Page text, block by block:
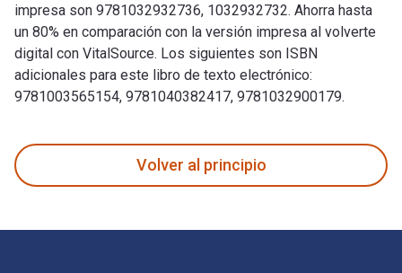
impresa son 9781032932736, 1032932732. Ahorra hasta
un 80% en comparación con la versión impresa al volverte
digital con VitalSource. Los siguientes son ISBN
adicionales para este libro de texto electrónico:
9781003565154, 9781040382417, 9781032900179.
Volver al principio